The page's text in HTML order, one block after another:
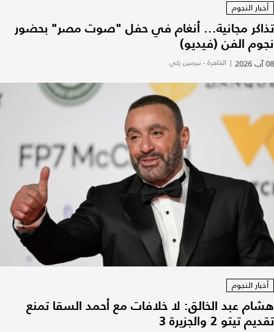
أخبار النجوم
تذاكر مجانية... أنغام في حفل "صوت مصر" بحضور
نجوم الفن (فيديو)
08 آب 2026 | القاهرة - نيرمين زكي
أخبار النجوم
هشام عبد الخالق: لا خلافات مع أحمد السقا تمنع
تقديم تيتو 2 والجزيرة 3